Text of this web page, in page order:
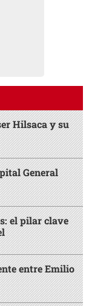
Hilsaca y su
General
el pilar clave
entre Emilio